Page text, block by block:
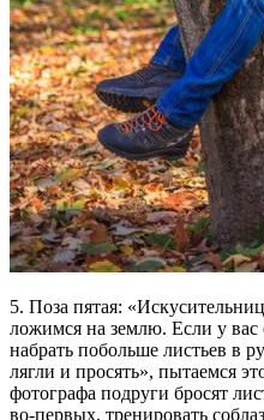
5. Поза пятая:
ложимся на землю. Если у вас
набрать побольше листьев в
лягли и просять», пытаемся
фотографа подруги бросят
во-первых, тренировать